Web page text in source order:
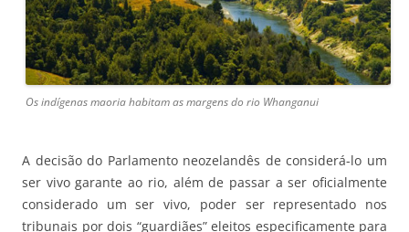
Os indígenas maoria habitam as margens do rio Whanganui
A decisão do Parlamento neozelandês de considerá-lo um
ser vivo garante ao rio, além de passar a ser oficialmente
considerado um ser vivo, poder ser representado nos
tribunais por dois “guardiães” eleitos especificamente para